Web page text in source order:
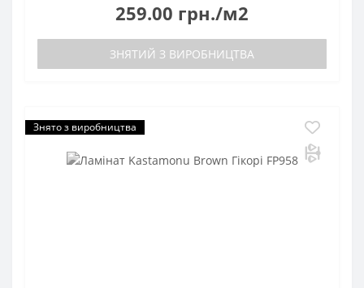
259.00 грн./м2
ЗНЯТИЙ З ВИРОБНИЦТВА
Знято з виробництва